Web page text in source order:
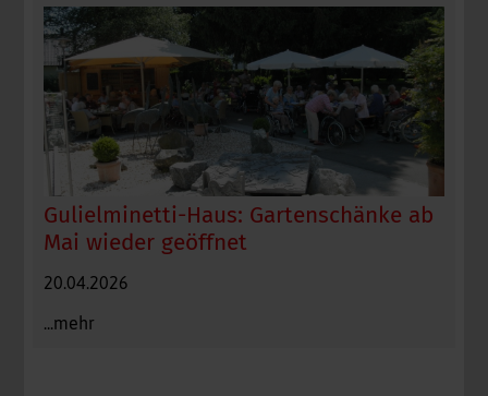
Gulielminetti-Haus: Gartenschänke ab
Mai wieder geöffnet
20.04.2026
...mehr